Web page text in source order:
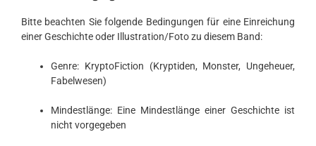
Bitte beachten Sie folgende Bedingungen für eine Einreichung
einer Geschichte oder Illustration/Foto zu diesem Band:
Genre: KryptoFiction (Kryptiden, Monster, Ungeheuer,
Fabelwesen)
Mindestlänge: Eine Mindestlänge einer Geschichte ist
nicht vorgegeben